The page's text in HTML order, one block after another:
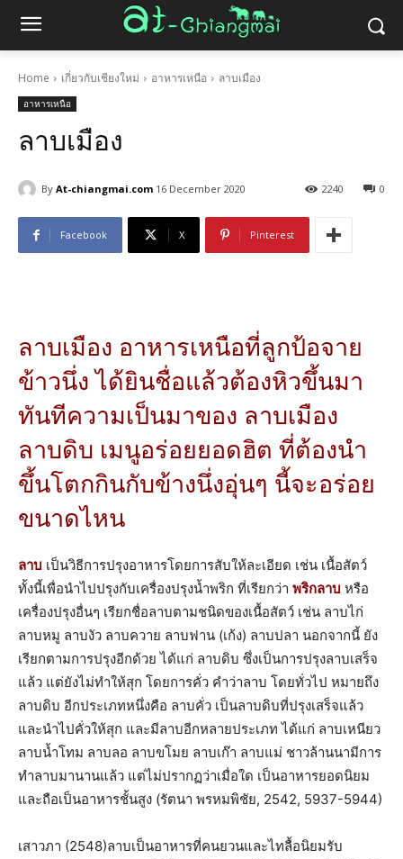
Home เกี่ยวกับเชียงใหม่ อาหารเหนือ ลาบเมือง
อาหารเหนือ
ลาบเมือง
By At-chiangmai.com 16 December 2020 0
2240
Facebook X Pinterest
ลาบเมือง อาหารเหนือที่ลูกป้อจาย
ข้าวนึ่ง ได้ยินชื่อแล้วต้องหิวขึ้นมา
ทันทีความเป็นมาของ ลาบเมือง
ลาบดิบ เมนูอร่อยยอดฮิต ที่ต้องนำ
ขึ้นโตกกินกับข้างนึ่งอุ่นๆ นี้จะอร่อย
ขนาดไหน
ลาบ เป็นวิธีการปรุงอาหารโดยการสับให้ละเอียด เช่น เนื้อสัตว์
ทั้งนี้เพื่อนำไปปรุงกับเครื่องปรุงน้ำพริก ที่เรียกว่า พริกลาบ หรือ
เครื่องปรุงอื่นๆ เรียกชื่อลาบตามชนิดของเนื้อสัตว์ เช่น ลาบไก่
ลาบหมู ลาบงัว ลาบควาย ลาบฟาน (เก้ง) ลาบปลา นอกจากนี้ ยัง
เรียกตามการปรุงอีกด้วย ได้แก่ ลาบดิบ ซึ่งเป็นการปรุงลาบเสร็จ
แล้ว แต่ยังไม่ทำให้สุก โดยการคั่ว คำว่าลาบ โดยทั่วไป หมายถึง
ลาบดิบ อีกประเภทหนึ่งคือ ลาบคั่ว เป็นลาบดิบที่ปรุงเสร็จแล้ว
และนำไปคั่วให้สุก และมีลาบอีกหลายประเภท ได้แก่ ลาบเหนียว
ลาบน้ำโทม ลาบลอ ลาบขโมย ลาบเก๊า ลาบแม่ ชาวล้านนามีการ
ทำลาบมานานแล้ว แต่ไม่ปรากฏว่าเมื่อใด เป็นอาหารยอดนิยม
และถือเป็นอาหารชั้นสูง (รัตนา พรหมพิชัย, 2542, 5937-5944)
เสาวภา (2548)ลาบเป็นอาหารที่คนยวนและไทลื้อนิยมรับ